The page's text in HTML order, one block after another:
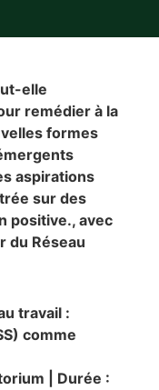
elle
remédier à la
formes
aspirations
sur des
positive., avec
du Réseau
travail :
comme
| Durée :